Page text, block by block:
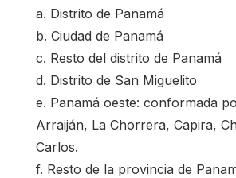
a. Distrito de Panamá
b. Ciudad de Panamá
c. Resto del distrito de Panamá
d. Distrito de San Miguelito
e. Panamá oeste: conformada
Arraiján, La Chorrera, Capira,
Carlos.
f. Resto de la provincia de